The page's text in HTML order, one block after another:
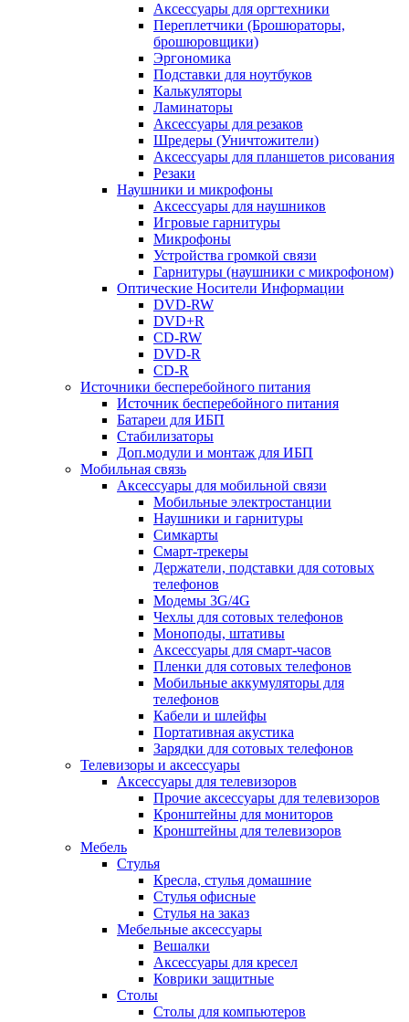
Аксессуары для оргтехники
Переплетчики (Брошюраторы,
брошюровщики)
Эргономика
Подставки для ноутбуков
Калькуляторы
Ламинаторы
Аксессуары для резаков
Шредеры (Уничтожители)
Аксессуары для планшетов рисования
Резаки
Наушники и микрофоны
Аксессуары для наушников
Игровые гарнитуры
Микрофоны
Устройства громкой связи
Гарнитуры (наушники с микрофоном)
Оптические Носители Информации
DVD-RW
DVD+R
CD-RW
DVD-R
CD-R
Источники бесперебойного питания
Источник бесперебойного питания
Батареи для ИБП
Стабилизаторы
Доп.модули и монтаж для ИБП
Мобильная связь
Аксессуары для мобильной связи
Мобильные электростанции
Наушники и гарнитуры
Симкарты
Смарт-трекеры
Держатели, подставки для сотовых
телефонов
Модемы 3G/4G
Чехлы для сотовых телефонов
Моноподы, штативы
Аксессуары для смарт-часов
Пленки для сотовых телефонов
Мобильные аккумуляторы для
телефонов
Кабели и шлейфы
Портативная акустика
Зарядки для сотовых телефонов
Телевизоры и аксессуары
Аксессуары для телевизоров
Прочие аксессуары для телевизоров
Кронштейны для мониторов
Кронштейны для телевизоров
Мебель
Стулья
Кресла, стулья домашние
Стулья офисные
Стулья на заказ
Мебельные аксессуары
Вешалки
Аксессуары для кресел
Коврики защитные
Столы
Столы для компьютеров